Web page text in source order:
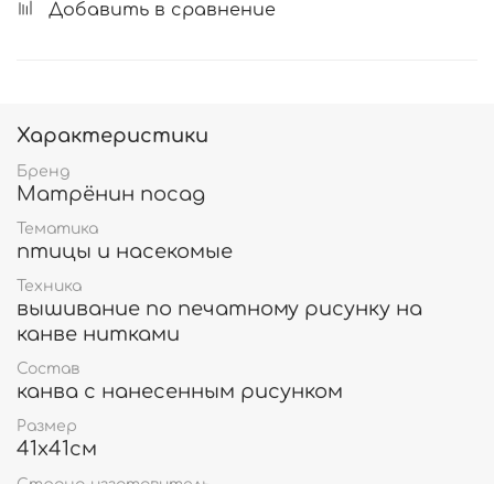
Добавить в сравнение
Характеристики
Бренд
Матрёнин посад
Тематика
птицы и насекомые
Техника
вышивание по печатному рисунку на
канве нитками
Состав
канва с нанесенным рисунком
Размер
41х41см